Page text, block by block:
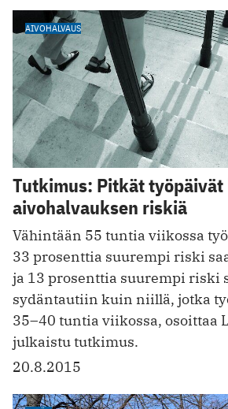
AIVOHALVAUS
Tutkimus: Pitkät
aivohalvauksen riskiä
Vähintään 55 tuntia viikossa
33 prosenttia suurempi riski
ja 13 prosenttia suurempi riski
sydäntautiin kuin niillä, jotka
35–40 tuntia viikossa, osoittaa
julkaistu tutkimus.
20.8.2015